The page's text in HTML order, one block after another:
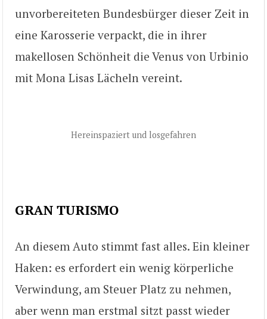
unvorbereiteten Bundesbürger dieser Zeit in
eine Karosserie verpackt, die in ihrer
makellosen Schönheit die Venus von Urbinio
mit Mona Lisas Lächeln vereint.
Hereinspaziert und losgefahren
GRAN TURISMO
An diesem Auto stimmt fast alles. Ein kleiner
Haken: es erfordert ein wenig körperliche
Verwindung, am Steuer Platz zu nehmen,
aber wenn man erstmal sitzt passt wieder